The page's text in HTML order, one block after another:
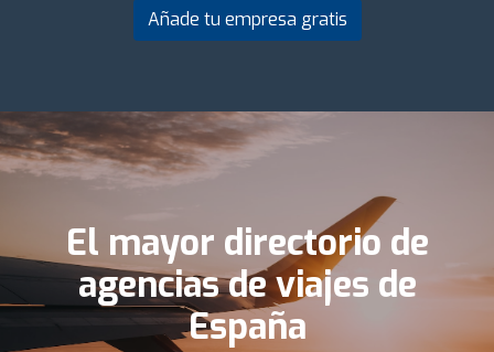
Añade tu empresa gratis
El mayor directorio de
agencias de viajes de
España